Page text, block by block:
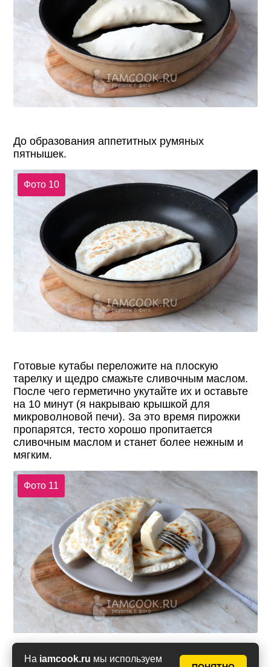
На iamcook.ru мы используем
До образования аппетитных румяных
пятнышек.
Фото 10
Готовые кутабы переложите на плоскую
тарелку и щедро смажьте сливочным маслом.
После чего герметично укутайте их и оставьте
на 10 минут (я накрываю крышкой для
микроволновой печи). За это время пирожки
пропарятся, тесто хорошо пропитается
сливочным маслом и станет более нежным и
мягким.
Фото 11